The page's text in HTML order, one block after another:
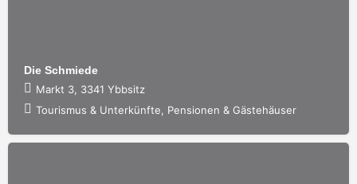
Die Schmiede
Markt 3, 3341 Ybbsitz
Tourismus & Unterkünfte, Pensionen & Gästehäuser